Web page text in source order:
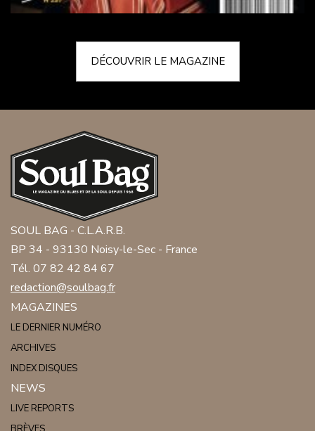
DÉCOUVRIR LE MAGAZINE
SOUL BAG - C.L.A.R.B.
BP 34 - 93130 Noisy-le-Sec - France
Tél. 07 82 42 84 67
redaction@soulbag.fr
MAGAZINES
LE DERNIER NUMÉRO
ARCHIVES
INDEX DISQUES
NEWS
LIVE REPORTS